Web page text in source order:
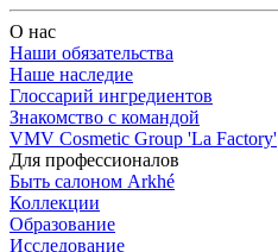
О нас
Наши обязательства
Наше наследие
Глоссарий ингредиентов
Знакомство с командой
VMV Cosmetic Group 'La Factory'
Для профессионалов
Быть салоном Arkhé
Коллекции
Образование
Исследование